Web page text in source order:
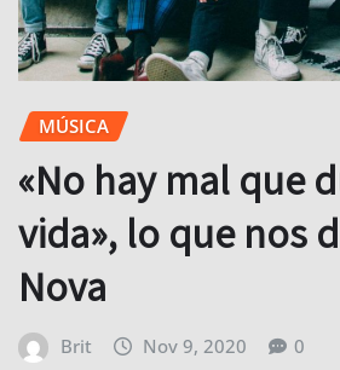
MÚSICA
«No hay mal que
vida», lo que nos
Nova
Brit Nov 9, 2020 0